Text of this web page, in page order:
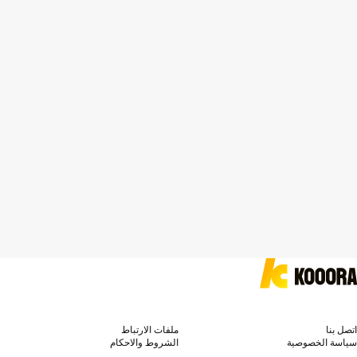
اتصل بنا
ملفات الارتباط
سياسة الخصوصية
الشروط والاحكام